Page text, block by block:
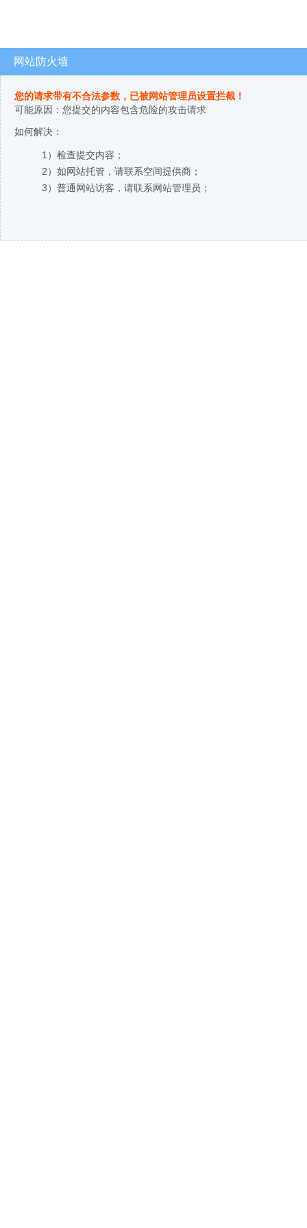
网站防火墙
您的请求带有不合法参数，已被网站管理员设置拦截！
可能原因：您提交的内容包含危险的攻击请求
如何解决：
1）检查提交内容；
2）如网站托管，请联系空间提供商；
3）普通网站访客，请联系网站管理员；